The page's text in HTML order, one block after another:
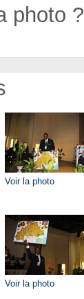
photo ?
Voir la photo
Voir la photo